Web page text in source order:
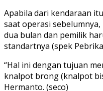
Apabila dari kendaraan
saat operasi
dua bulan dan pemilik
standartnya (spek
“Hal ini dengan tujuan
knalpot brong (knalpot
Hermanto. (seco)